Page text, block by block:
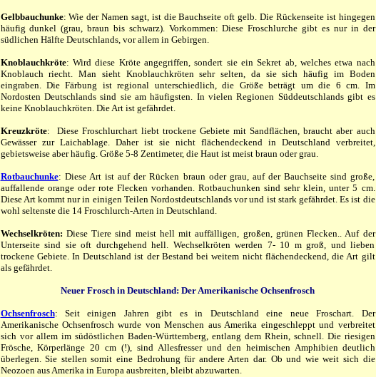
Gelbbauchunke: Wie der Namen sagt, ist die Bauchseite oft gelb. Die Rückenseite ist hingegen
häufig dunkel (grau, braun bis schwarz). Vorkommen: Diese Froschlurche gibt es nur in der
südlichen Hälfte Deutschlands, vor allem in Gebirgen.
Knoblauchkröte: Wird diese Kröte angegriffen, sondert sie ein Sekret ab, welches etwa nach
Knoblauch riecht. Man sieht Knoblauchkröten sehr selten, da sie sich häufig im Boden
eingraben. Die Färbung ist regional unterschiedlich, die Größe beträgt um die 6 cm. Im
Nordosten Deutschlands sind sie am häufigsten. In vielen Regionen Süddeutschlands gibt es
keine Knoblauchkröten. Die Art ist gefährdet.
Kreuzkröte: Diese Froschlurchart liebt trockene Gebiete mit Sandflächen, braucht aber auch
Gewässer zur Laichablage. Daher ist sie nicht flächendeckend in Deutschland verbreitet,
gebietsweise aber häufig. Größe 5-8 Zentimeter, die Haut ist meist braun oder grau.
Rotbauchunke: Diese Art ist auf der Rücken braun oder grau, auf der Bauchseite sind große,
auffallende orange oder rote Flecken vorhanden. Rotbauchunken sind sehr klein, unter 5 cm.
Diese Art kommt nur in einigen Teilen Nordostdeutschlands vor und ist stark gefährdet. Es ist die
wohl seltenste die 14 Froschlurch-Arten in Deutschland.
Wechselkröten: Diese Tiere sind meist hell mit auffälligen, großen, grünen Flecken.. Auf der
Unterseite sind sie oft durchgehend hell. Wechselkröten werden 7- 10 m groß, und lieben
trockene Gebiete. In Deutschland ist der Bestand bei weitem nicht flächendeckend, die Art gilt
als gefährdet.
Neuer Frosch in Deutschland: Der Amerikanische Ochsenfrosch
Ochsenfrosch: Seit einigen Jahren gibt es in Deutschland eine neue Froschart. Der
Amerikanische Ochsenfrosch wurde von Menschen aus Amerika eingeschleppt und verbreitet
sich vor allem im südöstlichen Baden-Württemberg, entlang dem Rhein, schnell. Die riesigen
Frösche, Körperlänge 20 cm (!), sind Allesfresser und den heimischen Amphibien deutlich
überlegen. Sie stellen somit eine Bedrohung für andere Arten dar. Ob und wie weit sich die
Neozoen aus Amerika in Europa ausbreiten, bleibt abzuwarten.